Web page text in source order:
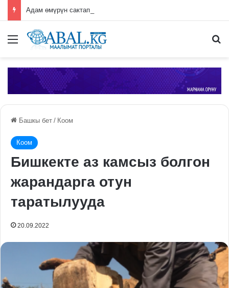
Адам өмүрүн сактап калган студентке сыйлык берилди
Меню
Башкы бет / Коом
Коом
Бишкекте аз камсыз болгон
жарандарга отун
таратылууда
20.09.2022